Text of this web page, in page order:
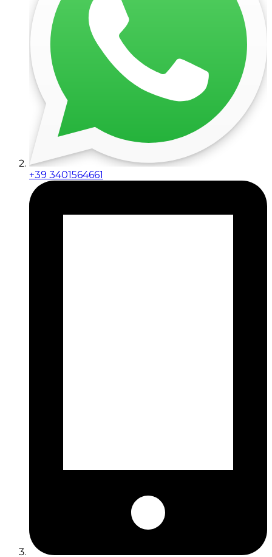
+39 3401564661